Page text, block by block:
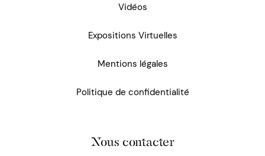
Vidéos
Expositions Virtuelles
Mentions légales
Politique de confidentialité
Nous contacter